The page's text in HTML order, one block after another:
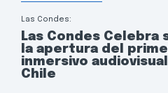
Las Condes:
Las Condes Celebra
la apertura del
inmersivo
Chile